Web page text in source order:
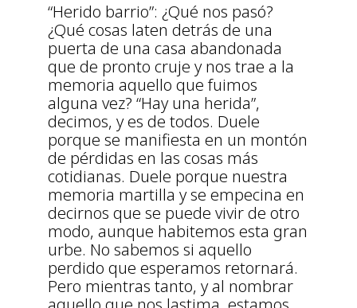
“Herido barrio”: ¿Qué nos pasó?
¿Qué cosas laten detrás de una
puerta de una casa abandonada
que de pronto cruje y nos trae a la
memoria aquello que fuimos
alguna vez? “Hay una herida”,
decimos, y es de todos. Duele
porque se manifiesta en un montón
de pérdidas en las cosas más
cotidianas. Duele porque nuestra
memoria martilla y se empecina en
decirnos que se puede vivir de otro
modo, aunque habitemos esta gran
urbe. No sabemos si aquello
perdido que esperamos retornará.
Pero mientras tanto, y al nombrar